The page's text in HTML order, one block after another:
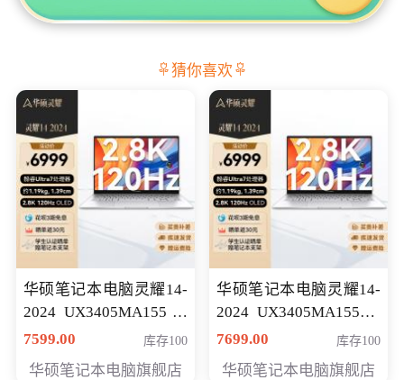
猜你喜欢
华硕笔记本电脑灵耀14-
2024 UX3405MA155冰
川银 oled 智慧轻薄本 会
7599.00 库存100
华硕笔记本电脑旗舰店
华硕笔记本电脑灵耀14-
2024 UX3405MA155夜
空蓝 oled 智慧轻薄本 会
7699.00 库存100
华硕笔记本电脑旗舰店